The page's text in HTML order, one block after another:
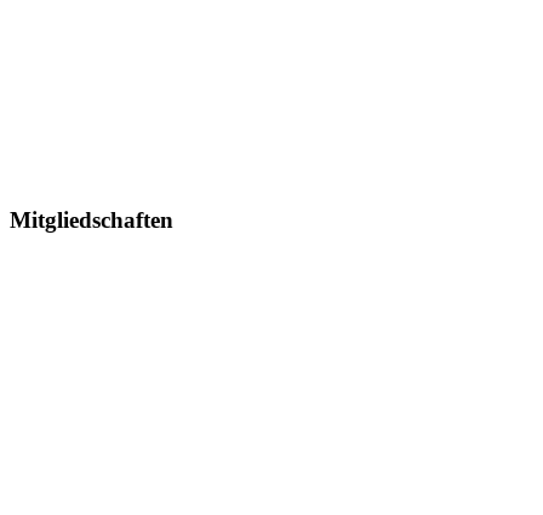
Mitgliedschaften